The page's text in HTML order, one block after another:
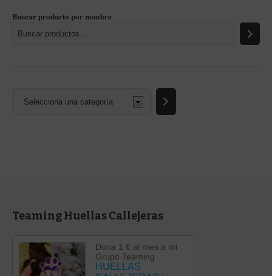
Buscar producto por nombre
Teaming Huellas Callejeras